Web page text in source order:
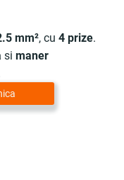
lei.
mm², cu 4 prize.
si maner